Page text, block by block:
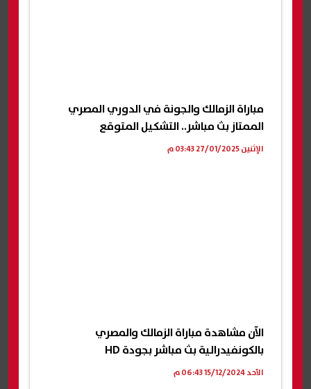
مباراة الزمالك والجونة في الدوري المصري
الممتاز بث مباشر.. التشكيل المتوقع
الإثنين 27/01/2025 03:43 م
الآن مشاهدة مباراة الزمالك والمصري
بالكونفيدرالية بث مباشر بجودة HD
الأحد 15/12/2024 06:43 م